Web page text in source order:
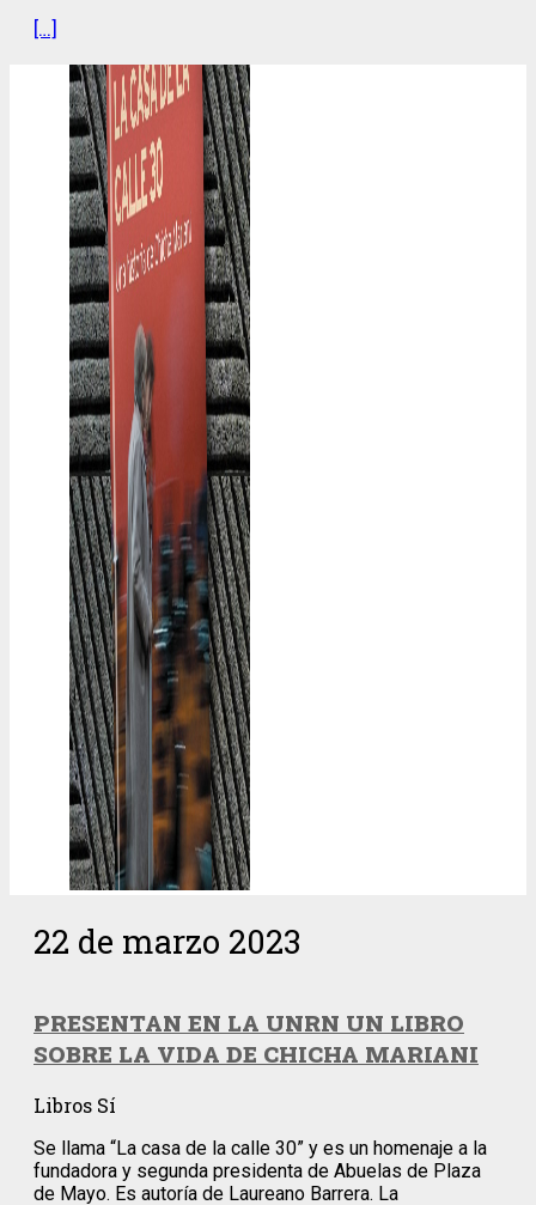
[…]
22 de marzo 2023
PRESENTAN EN LA UNRN UN LIBRO
SOBRE LA VIDA DE CHICHA MARIANI
Libros Sí
Se llama “La casa de la calle 30” y es un homenaje a la
fundadora y segunda presidenta de Abuelas de Plaza
de Mayo. Es autoría de Laureano Barrera. La